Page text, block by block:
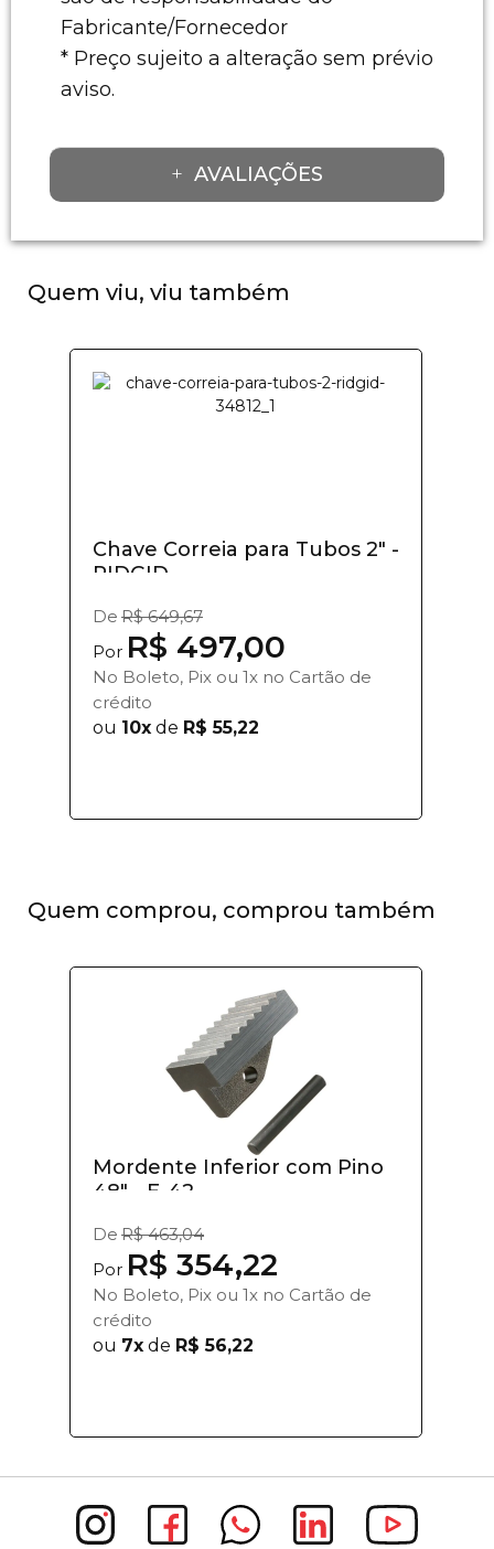
Fabricante/Fornecedor
* Preço sujeito a alteração sem prévio
aviso.
AVALIAÇÕES
Quem viu, viu também
Chave Correia para Tubos 2" -
RIDGID
De R$ 649,67
Por R$ 497,00
No Boleto, Pix ou 1x no Cartão de
crédito
ou 10x de R$ 55,22
Quem comprou, comprou também
Mordente Inferior com Pino
48" - E-42...
De R$ 463,04
Por R$ 354,22
No Boleto, Pix ou 1x no Cartão de
crédito
ou 7x de R$ 56,22